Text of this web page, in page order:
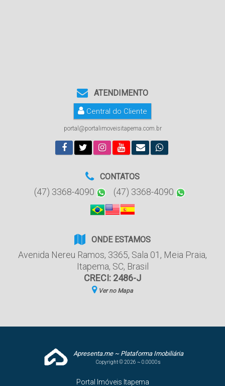
ATENDIMENTO
Central do Cliente
portal@portalimoveisitapema.com.br
CONTATOS
(47) 3368-4090 (47) 3368-4090
ONDE ESTAMOS
Avenida Nereu Ramos, 3365, Sala 01 , Meia Praia,
Itapema, SC, Brasil
CRECI: 2486-J
Ver no Mapa
Apresenta.me ~ Plataforma Imobiliária
Copyright © 2026 ~ 0.0000s
Portal Imóveis Itapema